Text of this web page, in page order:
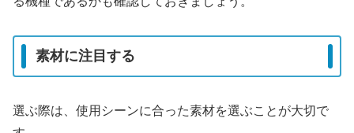
素材に注目する
選ぶ際は、使用シーンに合った素材を選ぶことが大切で